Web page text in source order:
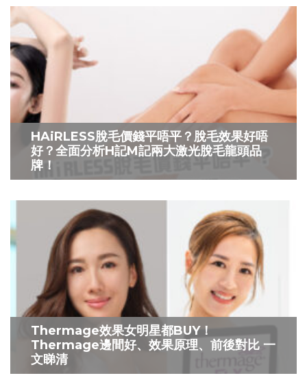
HAiRLESS脫毛價錢平唔平？脫毛效果好唔
好？全面分析H記M記兩大激光脫毛龍頭品
牌！
Thermage效果女明星都BUY！
Thermage邊間好、效果原理、前後對比 一
文睇清